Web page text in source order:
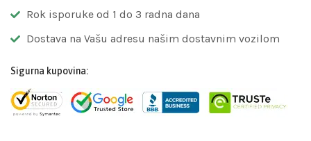
Rok isporuke od 1 do 3 radna dana
Dostava na Vašu adresu našim dostavnim vozilom
Sigurna kupovina: